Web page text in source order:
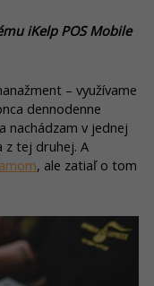
iKelp POS Mobile
– využívame
dennodenne
nachádzam v jednej
z tej druhej. A
, ale zatiaľ o tom